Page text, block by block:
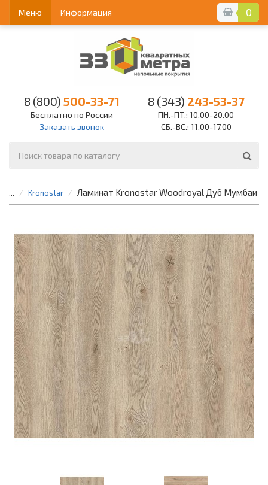
0
Меню Информация
8 (800) 500-33-71
Бесплатно по России
Заказать звонок
8 (343) 243-53-37
ПН.-ПТ.: 10.00-20.00
СБ.-ВС.: 11.00-17.00
... Kronostar Ламинат Kronostar Woodroyal Дуб Мумбаи